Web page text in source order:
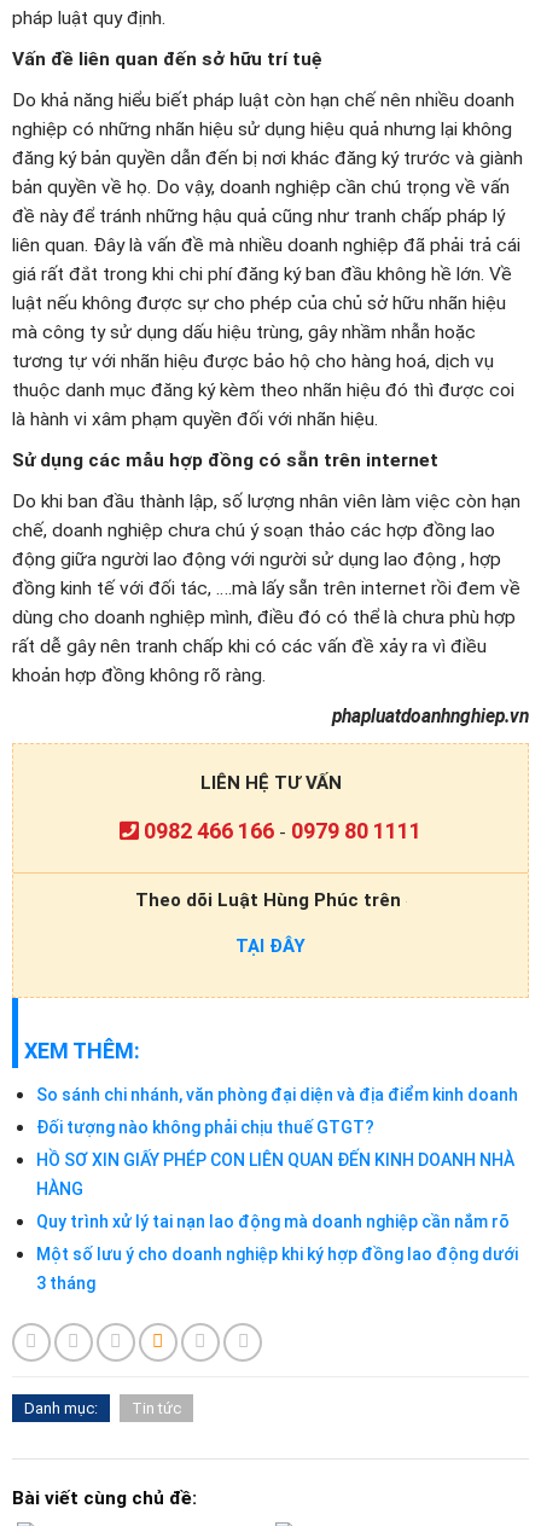
pháp luật quy định.
Vấn đề liên quan đến sở hữu trí tuệ
Do khả năng hiểu biết pháp luật còn hạn chế nên nhiều doanh
nghiệp có những nhãn hiệu sử dụng hiệu quả nhưng lại không
đăng ký bản quyền dẫn đến bị nơi khác đăng ký trước và giành
bản quyền về họ. Do vậy, doanh nghiệp cần chú trọng về vấn
đề này để tránh những hậu quả cũng như tranh chấp pháp lý
liên quan. Đây là vấn đề mà nhiều doanh nghiệp đã phải trả cái
giá rất đắt trong khi chi phí đăng ký ban đầu không hề lớn. Về
luật nếu không được sự cho phép của chủ sở hữu nhãn hiệu
mà công ty sử dụng dấu hiệu trùng, gây nhầm nhẫn hoặc
tương tự với nhãn hiệu được bảo hộ cho hàng hoá, dịch vụ
thuộc danh mục đăng ký kèm theo nhãn hiệu đó thì được coi
là hành vi xâm phạm quyền đối với nhãn hiệu.
Sử dụng các mẫu hợp đồng có sẵn trên internet
Do khi ban đầu thành lập, số lượng nhân viên làm việc còn hạn
chế, doanh nghiệp chưa chú ý soạn thảo các hợp đồng lao
động giữa người lao động với người sử dụng lao động , hợp
đồng kinh tế với đối tác, ….mà lấy sẵn trên internet rồi đem về
dùng cho doanh nghiệp mình, điều đó có thể là chưa phù hợp
rất dễ gây nên tranh chấp khi có các vấn đề xảy ra vì điều
khoản hợp đồng không rõ ràng.
phapluatdoanhnghiep.vn
LIÊN HỆ TƯ VẤN
0982 466 166 - 0979 80 1111
Theo dõi Luật Hùng Phúc trên
TẠI ĐÂY
XEM THÊM:
So sánh chi nhánh, văn phòng đại diện và địa điểm kinh doanh
Đối tượng nào không phải chịu thuế GTGT?
HỒ SƠ XIN GIẤY PHÉP CON LIÊN QUAN ĐẾN KINH DOANH NHÀ
HÀNG
Quy trình xử lý tai nạn lao động mà doanh nghiệp cần nắm rõ
Một số lưu ý cho doanh nghiệp khi ký hợp đồng lao động dưới
3 tháng
Danh mục: Tin tức
Bài viết cùng chủ đề: